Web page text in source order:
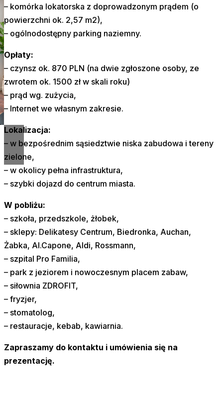
– komórka lokatorska z doprowadzonym prądem (o
powierzchni ok. 2,57 m2),
– ogólnodostępny parking naziemny.
Opłaty:
– czynsz ok. 870 PLN (na dwie zgłoszone osoby, ze
zwrotem ok. 1500 zł w skali roku)
– prąd wg. zużycia,
– Internet we własnym zakresie.
Lokalizacja:
– w bezpośrednim sąsiedztwie niska zabudowa i tereny
zielone,
– w okolicy pełna infrastruktura,
– szybki dojazd do centrum miasta.
W pobliżu:
– szkoła, przedszkole, żłobek,
– sklepy: Delikatesy Centrum, Biedronka, Auchan,
Żabka, Al.Capone, Aldi, Rossmann,
– szpital Pro Familia,
– park z jeziorem i nowoczesnym placem zabaw,
– siłownia ZDROFIT,
– fryzjer,
– stomatolog,
– restauracje, kebab, kawiarnia.
Zapraszamy do kontaktu i umówienia się na
prezentację.